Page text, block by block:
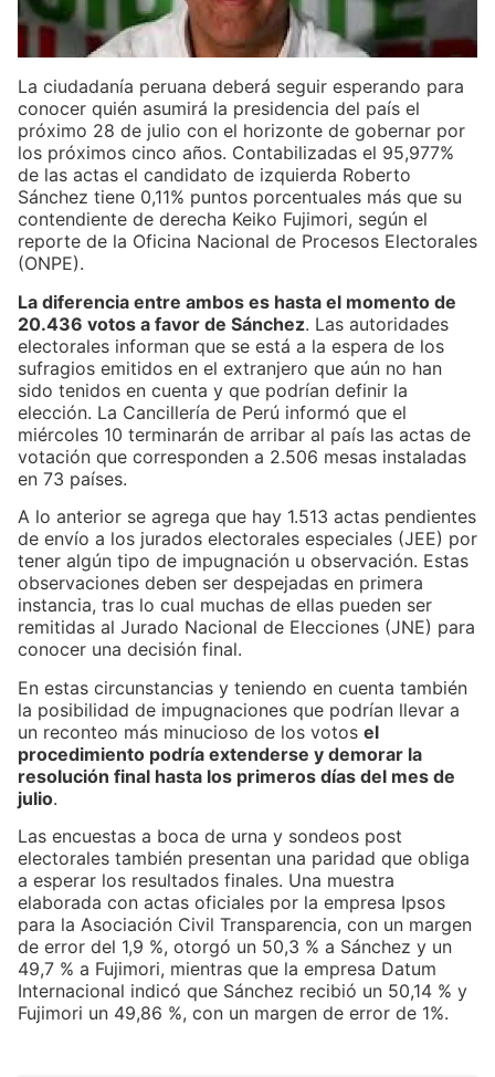
La ciudadanía peruana deberá seguir esperando para
conocer quién asumirá la presidencia del país el
próximo 28 de julio con el horizonte de gobernar por
los próximos cinco años. Contabilizadas el 95,977%
de las actas el candidato de izquierda Roberto
Sánchez tiene 0,11% puntos porcentuales más que su
contendiente de derecha Keiko Fujimori, según el
reporte de la Oficina Nacional de Procesos Electorales
(ONPE).
La diferencia entre ambos es hasta el momento de
20.436 votos a favor de Sánchez. Las autoridades
electorales informan que se está a la espera de los
sufragios emitidos en el extranjero que aún no han
sido tenidos en cuenta y que podrían definir la
elección. La Cancillería de Perú informó que el
miércoles 10 terminarán de arribar al país las actas de
votación que corresponden a 2.506 mesas instaladas
en 73 países.
A lo anterior se agrega que hay 1.513 actas pendientes
de envío a los jurados electorales especiales (JEE) por
tener algún tipo de impugnación u observación. Estas
observaciones deben ser despejadas en primera
instancia, tras lo cual muchas de ellas pueden ser
remitidas al Jurado Nacional de Elecciones (JNE) para
conocer una decisión final.
En estas circunstancias y teniendo en cuenta también
la posibilidad de impugnaciones que podrían llevar a
un reconteo más minucioso de los votos el
procedimiento podría extenderse y demorar la
resolución final hasta los primeros días del mes de
julio.
Las encuestas a boca de urna y sondeos post
electorales también presentan una paridad que obliga
a esperar los resultados finales. Una muestra
elaborada con actas oficiales por la empresa Ipsos
para la Asociación Civil Transparencia, con un margen
de error del 1,9 %, otorgó un 50,3 % a Sánchez y un
49,7 % a Fujimori, mientras que la empresa Datum
Internacional indicó que Sánchez recibió un 50,14 % y
Fujimori un 49,86 %, con un margen de error de 1%.